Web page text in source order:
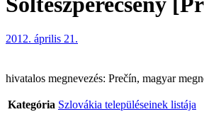
2012. április 21.
hivatalos megnevezés: Prečín, magyar
Kategória Szlovákia településeinek listája